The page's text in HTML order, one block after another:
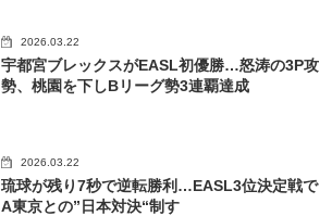
2026.03.22
宇都宮ブレックスがEASL初優勝…怒涛の3P攻
勢、桃園を下しBリーグ勢3連覇達成
2026.03.22
琉球が残り7秒で逆転勝利…EASL3位決定戦で
A東京との”日本対決“制す